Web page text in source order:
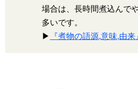
場合は、長時間煮込んで
多いです。
▶
『煮物の語源,意味,由来